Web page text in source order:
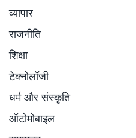
व्यापार
राजनीति
शिक्षा
टेक्नोलॉजी
धर्म और संस्कृति
ऑटोमोबाइल